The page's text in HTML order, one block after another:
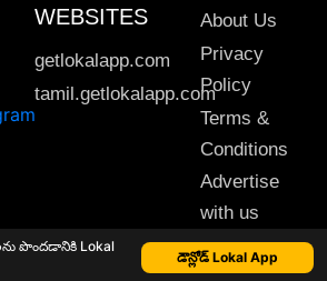
పొందడానికి Lokal
డౌన్లోడ్ Lokal App
WEBSITES
getlokalapp.com
tamil.getlokalapp.com
About Us
Privacy
Policy
Terms &
Conditions
Advertise
with us
Sitemap
not be published, transmitted, rewritten or redistributed. © 2020 Lokal App. All rights reserved.